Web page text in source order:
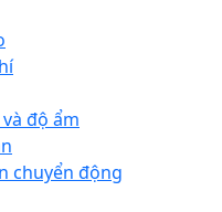
độ ẩm
chuyển động